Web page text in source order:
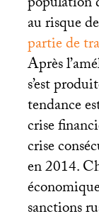
au risque
partie de
Après
s’est
tendance
crise
crise
en 2014.
sanctions